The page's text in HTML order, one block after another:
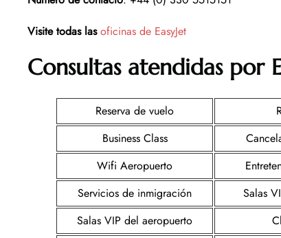
Visite todas las oficinas de EasyJet
Consultas atendidas por
Reserva de vuelo
Business Class
Wifi Aeropuerto
Servicios de inmigración
Salas
Salas VIP del aeropuerto